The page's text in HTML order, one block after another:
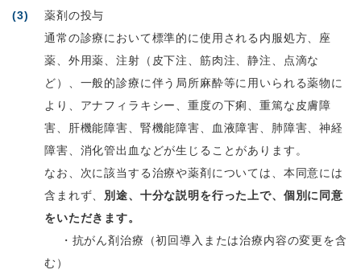
薬剤の投与
通常の診療において標準的に使用される内服処方、座
薬、外用薬、注射（皮下注、筋肉注、静注、点滴な
ど）、一般的診療に伴う局所麻酔等に用いられる薬物に
より、アナフィラキシー、重度の下痢、重篤な皮膚障
害、肝機能障害、腎機能障害、血液障害、肺障害、神経
障害、消化管出血などが生じることがあります。
なお、次に該当する治療や薬剤については、本同意には
含まれず、 別途、十分な説明を行った上で、個別に同意
をいただきます。
・抗がん剤治療（初回導入または治療内容の変更を含
む）